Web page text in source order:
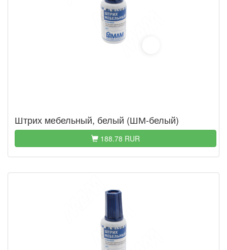
Штрих мебельный, белый (ШМ-белый)
188.78 RUR